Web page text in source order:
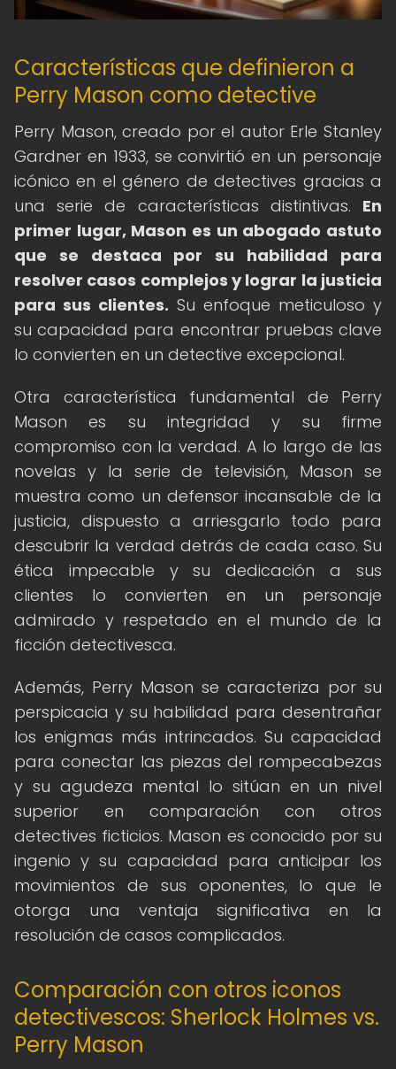
Características que definieron a
Perry Mason como detective
Perry Mason, creado por el autor Erle Stanley
Gardner en 1933, se convirtió en un personaje
icónico en el género de detectives gracias a
una serie de características distintivas. En
primer lugar, Mason es un abogado astuto
que se destaca por su habilidad para
resolver casos complejos y lograr la justicia
para sus clientes. Su enfoque meticuloso y
su capacidad para encontrar pruebas clave
lo convierten en un detective excepcional.
Otra característica fundamental de Perry
Mason es su integridad y su firme
compromiso con la verdad. A lo largo de las
novelas y la serie de televisión, Mason se
muestra como un defensor incansable de la
justicia, dispuesto a arriesgarlo todo para
descubrir la verdad detrás de cada caso. Su
ética impecable y su dedicación a sus
clientes lo convierten en un personaje
admirado y respetado en el mundo de la
ficción detectivesca.
Además, Perry Mason se caracteriza por su
perspicacia y su habilidad para desentrañar
los enigmas más intrincados. Su capacidad
para conectar las piezas del rompecabezas
y su agudeza mental lo sitúan en un nivel
superior en comparación con otros
detectives ficticios. Mason es conocido por su
ingenio y su capacidad para anticipar los
movimientos de sus oponentes, lo que le
otorga una ventaja significativa en la
resolución de casos complicados.
Comparación con otros iconos
detectivescos: Sherlock Holmes vs.
Perry Mason